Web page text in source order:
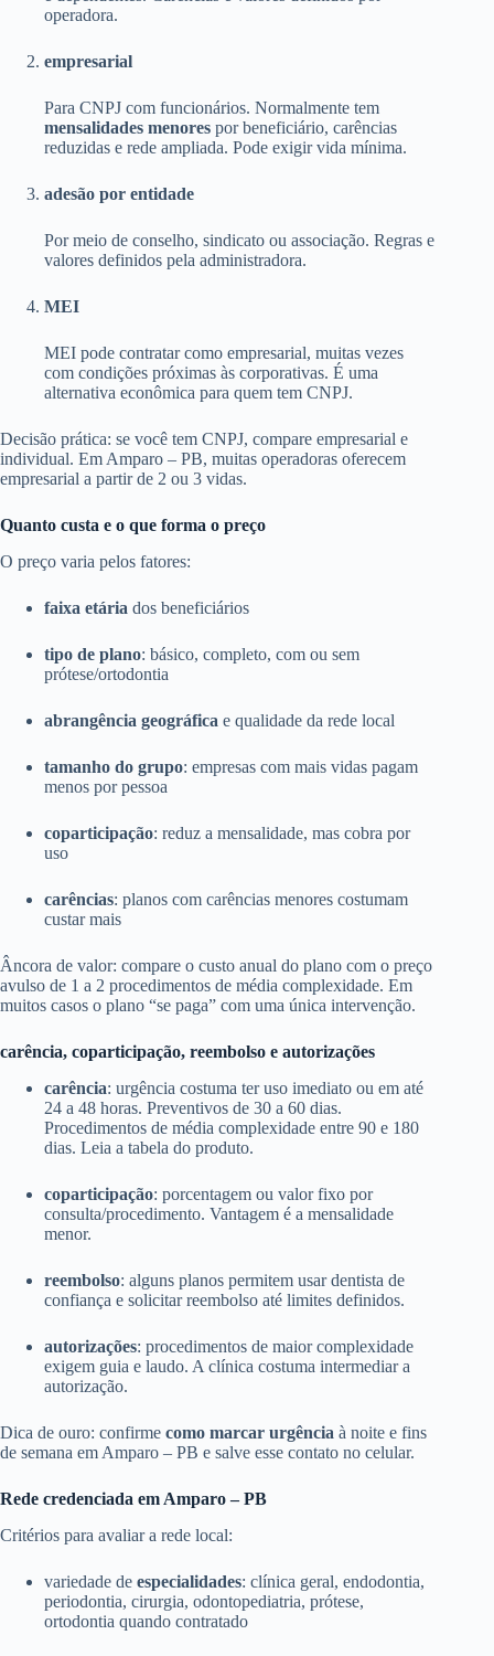
operadora.
empresarial
Para CNPJ com funcionários. Normalmente tem
mensalidades menores por beneficiário, carências
reduzidas e rede ampliada. Pode exigir vida mínima.
adesão por entidade
Por meio de conselho, sindicato ou associação. Regras e
valores definidos pela administradora.
MEI
MEI pode contratar como empresarial, muitas vezes
com condições próximas às corporativas. É uma
alternativa econômica para quem tem CNPJ.
Decisão prática: se você tem CNPJ, compare empresarial e
individual. Em Amparo – PB, muitas operadoras oferecem
empresarial a partir de 2 ou 3 vidas.
Quanto custa e o que forma o preço
O preço varia pelos fatores:
faixa etária dos beneficiários
tipo de plano: básico, completo, com ou sem
prótese/ortodontia
abrangência geográfica e qualidade da rede local
tamanho do grupo: empresas com mais vidas pagam
menos por pessoa
coparticipação: reduz a mensalidade, mas cobra por
uso
carências: planos com carências menores costumam
custar mais
Âncora de valor: compare o custo anual do plano com o preço
avulso de 1 a 2 procedimentos de média complexidade. Em
muitos casos o plano “se paga” com uma única intervenção.
carência, coparticipação, reembolso e autorizações
carência: urgência costuma ter uso imediato ou em até
24 a 48 horas. Preventivos de 30 a 60 dias.
Procedimentos de média complexidade entre 90 e 180
dias. Leia a tabela do produto.
coparticipação: porcentagem ou valor fixo por
consulta/procedimento. Vantagem é a mensalidade
menor.
reembolso: alguns planos permitem usar dentista de
confiança e solicitar reembolso até limites definidos.
autorizações: procedimentos de maior complexidade
exigem guia e laudo. A clínica costuma intermediar a
autorização.
Dica de ouro: confirme como marcar urgência à noite e fins
de semana em Amparo – PB e salve esse contato no celular.
Rede credenciada em Amparo – PB
Critérios para avaliar a rede local:
variedade de especialidades: clínica geral, endodontia,
periodontia, cirurgia, odontopediatria, prótese,
ortodontia quando contratado